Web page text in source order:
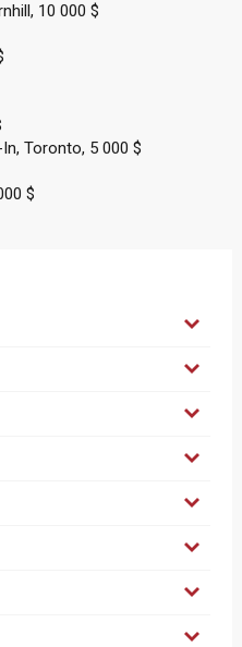
10 000 $
Toronto, 5 000 $
$